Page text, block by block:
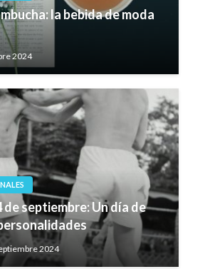
la bebida de moda
2024
septiembre: Un día de
2024